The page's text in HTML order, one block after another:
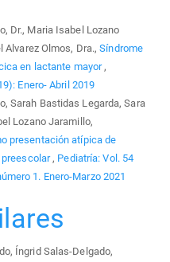
Dr., Maria Isabel Lozano
Alvarez Olmos, Dra.,Síndrome
en lactante mayor ,
Enero- Abril 2019
Sarah Bastidas Legarda, Sara
Lozano Jaramillo,
presentación atípica de
, Pediatría: Vol. 54
1. Enero-Marzo 2021
Íngrid Salas-Delgado,